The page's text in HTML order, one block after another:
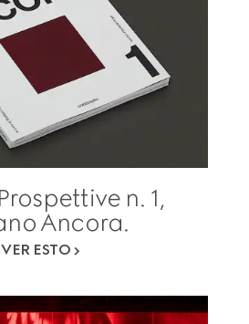
n. 1,
Ancora.
VER ESTO